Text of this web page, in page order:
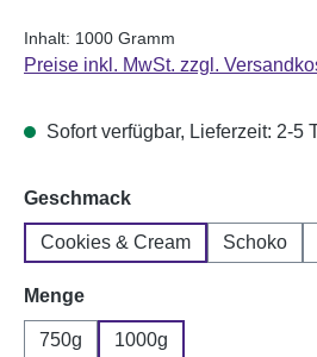
Inhalt: 1000 Gramm
Preise inkl. MwSt. zzgl.
Sofort verfügbar, Lieferzeit: 2-5
Geschmackauswählen
Cookies & Cream Schoko
Mengeauswählen
750g 1000g